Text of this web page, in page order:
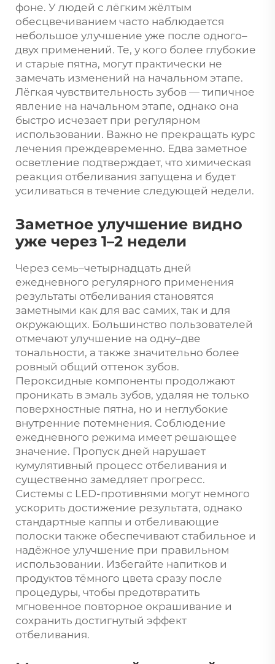
фоне. У людей с лёгким жёлтым
обесцвечиванием часто наблюдается
небольшое улучшение уже после одного–
двух применений. Те, у кого более глубокие
и старые пятна, могут практически не
замечать изменений на начальном этапе.
Лёгкая чувствительность зубов — типичное
явление на начальном этапе, однако она
быстро исчезает при регулярном
использовании. Важно не прекращать курс
лечения преждевременно. Едва заметное
осветление подтверждает, что химическая
реакция отбеливания запущена и будет
усиливаться в течение следующей недели.
Заметное улучшение видно
уже через 1–2 недели
Через семь–четырнадцать дней
ежедневного регулярного применения
результаты отбеливания становятся
заметными как для вас самих, так и для
окружающих. Большинство пользователей
отмечают улучшение на одну–две
тональности, а также значительно более
ровный общий оттенок зубов.
Пероксидные компоненты продолжают
проникать в эмаль зубов, удаляя не только
поверхностные пятна, но и неглубокие
внутренние потемнения. Соблюдение
ежедневного режима имеет решающее
значение. Пропуск дней нарушает
кумулятивный процесс отбеливания и
существенно замедляет прогресс.
Системы с LED-противнями могут немного
ускорить достижение результата, однако
стандартные каппы и отбеливающие
полоски также обеспечивают стабильное и
надёжное улучшение при правильном
использовании. Избегайте напитков и
продуктов тёмного цвета сразу после
процедуры, чтобы предотвратить
мгновенное повторное окрашивание и
сохранить достигнутый эффект
отбеливания.